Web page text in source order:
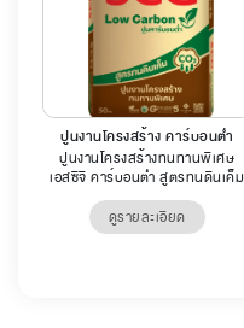
ปูนงานโครงสร้าง คาร์บอนต่ำ
ปูนงานโครงสร้างทนทานพิเศษ
เอสซีจี คาร์บอนต่ำ สูตรทนดินเค็ม
ดูรายละเอียด